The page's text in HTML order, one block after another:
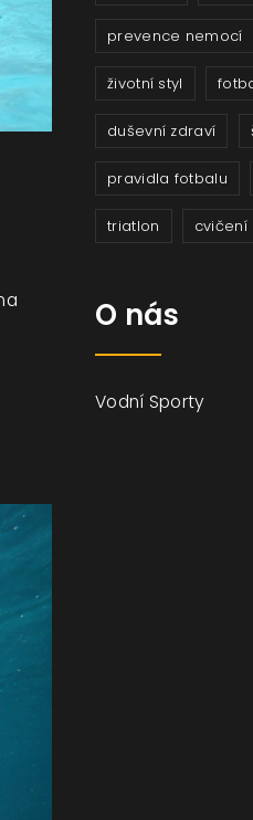
prevence nemocí
životní styl
duševní zdraví
pravidla fotbalu
triatlon cvičení
O nás
Vodní Sporty